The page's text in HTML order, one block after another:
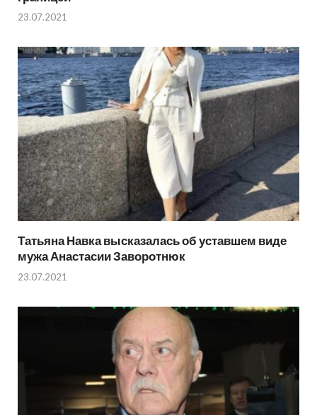
23.07.2021
Татьяна Навка высказалась об уставшем виде
мужа Анастасии Заворотнюк
23.07.2021